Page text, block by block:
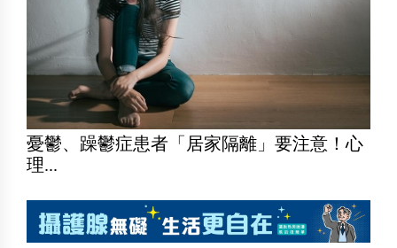
憂鬱、躁鬱症患者「居家隔離」要注意！心
理...